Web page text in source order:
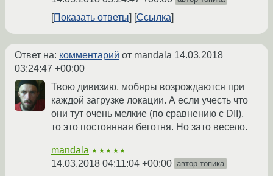
Показать ответы Ссылка
Ответ на: комментарий от mandala 14.03.2018
03:24:47 +00:00
Твою дивизию, мобяры возрождаются при
каждой загрузке локации. А если учесть что
они тут очень мелкие (по сравнению с DII),
то это постоянная беготня. Но зато весело.
mandala ★★★★★
14.03.2018 04:11:04 +00:00 автор топика